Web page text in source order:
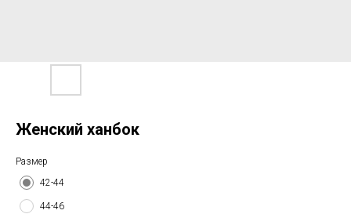
Женский ханбок
Размер
42-44
44-46